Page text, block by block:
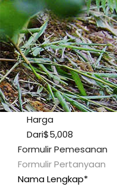
Harga
Dari$5,008
Formulir Pemesanan
Formulir Pertanyaan
Nama Lengkap*